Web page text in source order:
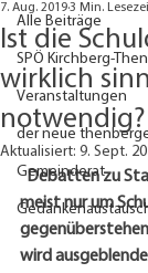
Alle Beiträge
SPÖ Kirchberg-
Veranstaltungen
der neue
Gemeinderat
Ist die
wirklich
notwendig?
7. Aug. 20193 Min.
Aktualisiert: 9. Sept.
Debatten zu
meist nur um
wird